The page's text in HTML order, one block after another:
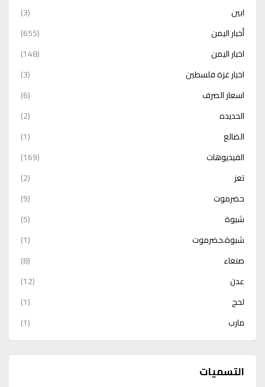
ابين
(3)
أخبار اليمن
(655)
اخبار اليمن
(148)
اخبار غزة فلسطين
(3)
اسعار الصرف
(6)
الحديده
(2)
الضالع
(1)
الفيديوهات
(169)
تعز
(2)
حضرموت
(9)
شبوة
(5)
شبوة،حضرموت
(1)
صنعاء
(8)
عدن
(12)
لحج
(1)
مارب
(1)
التسميات